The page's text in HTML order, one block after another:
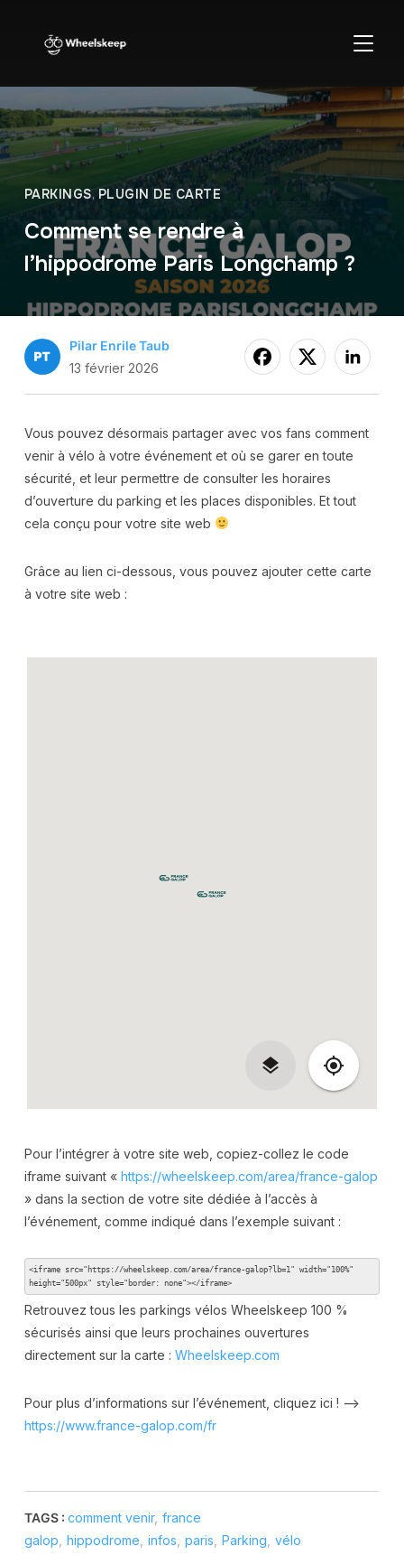
PARKINGS, PLUGIN DE CARTE
Comment se rendre à
l’hippodrome Paris Longchamp ?
Pilar Enrile Taub
13 février 2026
Vous pouvez désormais partager avec vos fans comment
venir à vélo à votre événement et où se garer en toute
sécurité, et leur permettre de consulter les horaires
d’ouverture du parking et les places disponibles. Et tout
cela conçu pour votre site web
Grâce au lien ci-dessous, vous pouvez ajouter cette carte
à votre site web :
Pour l’intégrer à votre site web, copiez-collez le code
iframe suivant « https://wheelskeep.com/area/france-galop
» dans la section de votre site dédiée à l’accès à
l’événement, comme indiqué dans l’exemple suivant :
<iframe src="https://wheelskeep.com/area/france-galop?lb=1" width="100%"
height="500px" style="border: none"></iframe>
Retrouvez tous les parkings vélos Wheelskeep 100 %
sécurisés ainsi que leurs prochaines ouvertures
directement sur la carte : Wheelskeep.com
Pour plus d’informations sur l’événement, cliquez ici ! –>
https://www.france-galop.com/fr
TAGS : comment venir, france
galop hippodrome infos paris Parking vélo